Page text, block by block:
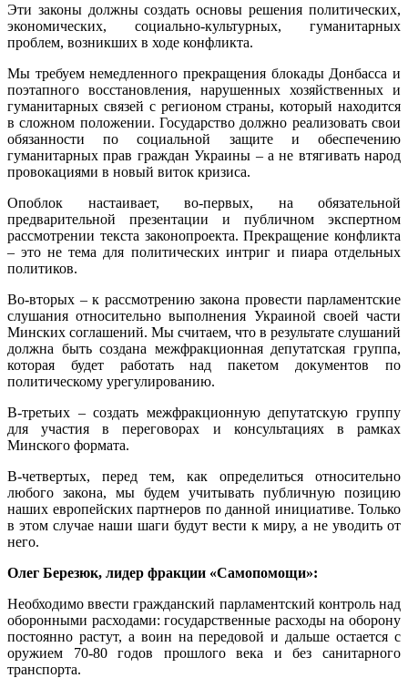
Эти законы должны создать основы решения политических,
экономических, социально-культурных, гуманитарных
проблем, возникших в ходе конфликта.
Мы требуем немедленного прекращения блокады Донбасса и
поэтапного восстановления, нарушенных хозяйственных и
гуманитарных связей с регионом страны, который находится
в сложном положении. Государство должно реализовать свои
обязанности по социальной защите и обеспечению
гуманитарных прав граждан Украины – а не втягивать народ
провокациями в новый виток кризиса.
Опоблок настаивает, во-первых, на обязательной
предварительной презентации и публичном экспертном
рассмотрении текста законопроекта. Прекращение конфликта
– это не тема для политических интриг и пиара отдельных
политиков.
Во-вторых – к рассмотрению закона провести парламентские
слушания относительно выполнения Украиной своей части
Минских соглашений. Мы считаем, что в результате слушаний
должна быть создана межфракционная депутатская группа,
которая будет работать над пакетом документов по
политическому урегулированию.
В-третьих – создать межфракционную депутатскую группу
для участия в переговорах и консультациях в рамках
Минского формата.
В-четвертых, перед тем, как определиться относительно
любого закона, мы будем учитывать публичную позицию
наших европейских партнеров по данной инициативе. Только
в этом случае наши шаги будут вести к миру, а не уводить от
него.
Олег Березюк, лидер фракции «Самопомощи»:
Необходимо ввести гражданский парламентский контроль над
оборонными расходами: государственные расходы на оборону
постоянно растут, а воин на передовой и дальше остается с
оружием 70-80 годов прошлого века и без санитарного
транспорта.